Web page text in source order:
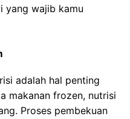
yang wajib kamu
adalah hal penting
makanan frozen, nutrisi
Proses pembekuan